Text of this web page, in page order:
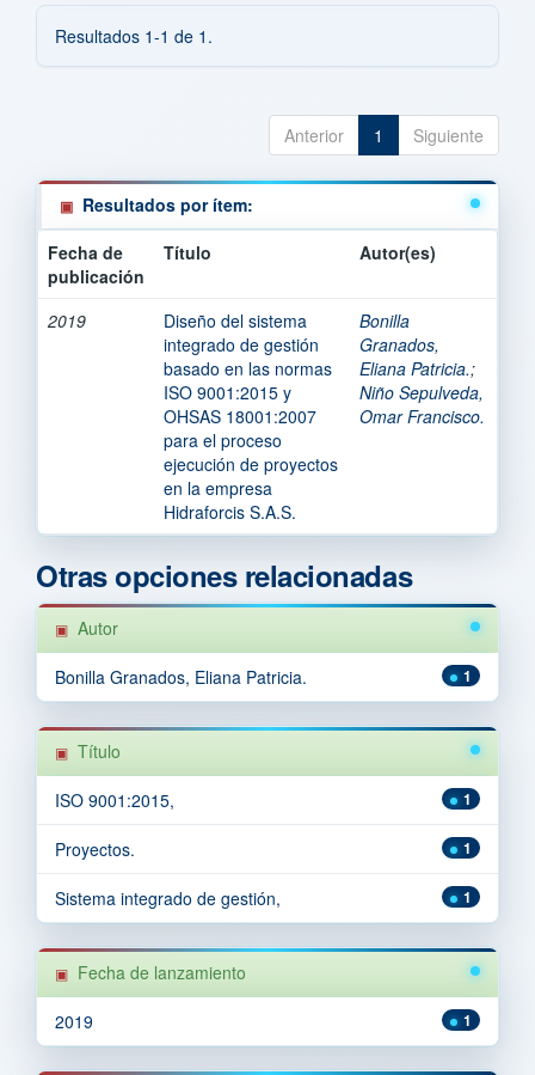
Resultados 1-1 de 1.
Anterior 1 Siguiente
Resultados por ítem:
Fecha de
publicación
Título Autor(es)
2019
Diseño del sistema
integrado de gestión
basado en las normas
ISO 9001:2015 y
OHSAS 18001:2007
para el proceso
ejecución de proyectos
en la empresa
Hidraforcis S.A.S.
Bonilla
Granados,
Eliana Patricia.;
Niño Sepulveda,
Omar Francisco.
Otras opciones relacionadas
Autor
1
Bonilla Granados, Eliana Patricia.
Título
1
ISO 9001:2015,
1
Proyectos.
1
Sistema integrado de gestión,
Fecha de lanzamiento
1
2019